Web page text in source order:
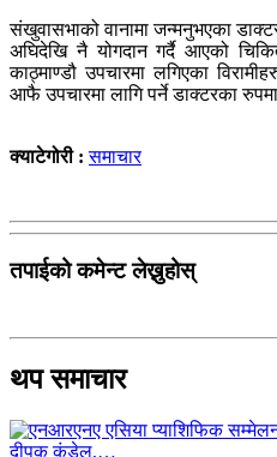
संखुवासभाको वानामा जन्मनुभएका
अघिदेखि नै योगदान गर्दै आएको
काठ्माण्डौ उपचारमा लगिएका
आफै उपचारमा लागि पर्ने डाक्टरका
क्याटेगोरी :समाचार
तपाईको कमेन्ट लेख्नुहोस्
थप समाचार